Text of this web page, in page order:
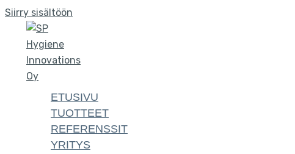
Siirry sisältöön
ETUSIVU
TUOTTEET
REFERENSSIT
YRITYS